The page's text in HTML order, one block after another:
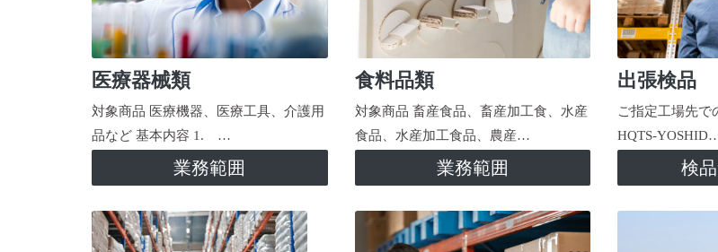
医療器械類
対象商品 医療機器、医療工具、介護用
品など 基本内容 1. …
業務範囲
食料品類
対象商品 畜産食品、畜産加工食、水産
食品、水産加工食品、農産…
業務範囲
出張検品
ご指定工場先
HQTS-
検